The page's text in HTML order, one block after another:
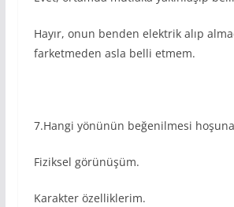
Hayır, onun benden elektrik alıp
farketmeden asla belli etmem.
7.Hangi yönünün beğenilmesi
Fiziksel görünüşüm.
Karakter özelliklerim.